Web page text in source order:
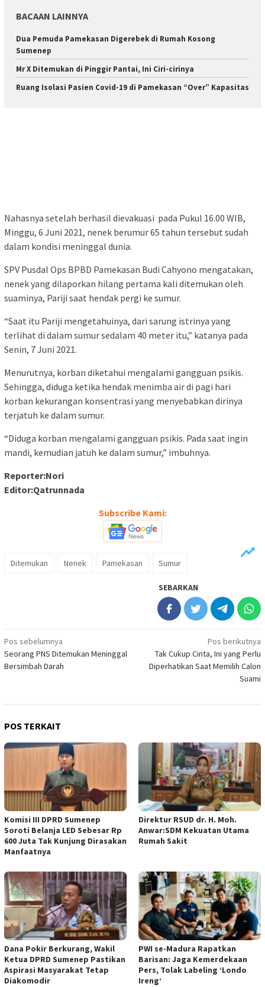
BACAAN LAINNYA
Dua Pemuda Pamekasan Digerebek di Rumah Kosong
Sumenep
Mr X Ditemukan di Pinggir Pantai, Ini Ciri-cirinya
Ruang Isolasi Pasien Covid-19 di Pamekasan “Over” Kapasitas
Nahasnya setelah berhasil dievakuasi pada Pukul 16.00 WIB,
Minggu, 6 Juni 2021, nenek berumur 65 tahun tersebut sudah
dalam kondisi meninggal dunia.
SPV Pusdal Ops BPBD Pamekasan Budi Cahyono mengatakan,
nenek yang dilaporkan hilang pertama kali ditemukan oleh
suaminya, Pariji saat hendak pergi ke sumur.
“Saat itu Pariji mengetahuinya, dari sarung istrinya yang
terlihat di dalam sumur sedalam 40 meter itu,” katanya pada
Senin, 7 Juni 2021.
Menurutnya, korban diketahui mengalami gangguan psikis.
Sehingga, diduga ketika hendak menimba air di pagi hari
korban kekurangan konsentrasi yang menyebabkan dirinya
terjatuh ke dalam sumur.
“Diduga korban mengalami gangguan psikis. Pada saat ingin
mandi, kemudian jatuh ke dalam sumur,” imbuhnya.
Reporter:Nori
Editor:Qatrunnada
Subscribe Kami:
Ditemukan Nenek Pamekasan Sumur
SEBARKAN
Navigasi
pos
Pos sebelumnya
Seorang PNS Ditemukan Meninggal
Bersimbah Darah
Pos berikutnya
Tak Cukup Cinta, Ini yang Perlu
Diperhatikan Saat Memilih Calon
Suami
POS TERKAIT
Komisi III DPRD Sumenep
Soroti Belanja LED Sebesar Rp
600 Juta Tak Kunjung Dirasakan
Manfaatnya
Direktur RSUD dr. H. Moh.
Anwar:SDM Kekuatan Utama
Rumah Sakit
Dana Pokir Berkurang, Wakil
Ketua DPRD Sumenep Pastikan
Aspirasi Masyarakat Tetap
Diakomodir
PWI se-Madura Rapatkan
Barisan: Jaga Kemerdekaan
Pers, Tolak Labeling ‘Londo
Ireng’